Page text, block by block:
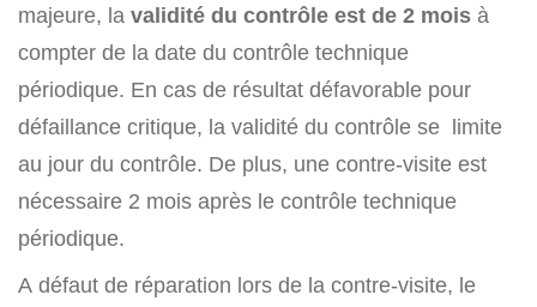
majeure, la validité du contrôle est de 2 mois à
compter de la date du contrôle technique
périodique. En cas de résultat défavorable pour
défaillance critique, la validité du contrôle se limite
au jour du contrôle. De plus, une contre-visite est
nécessaire 2 mois après le contrôle technique
périodique.
A défaut de réparation lors de la contre-visite, le